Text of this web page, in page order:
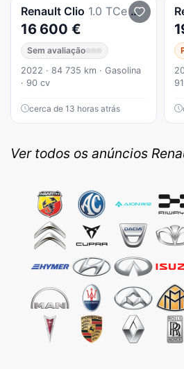
Renault Clio 1.0 TCe RS Line
16 600 €
Sem avaliação
2022 · 84 735 km · Gasolina
· 90 cv
cerca de 13 horas atrás
Ver todos os anúncios